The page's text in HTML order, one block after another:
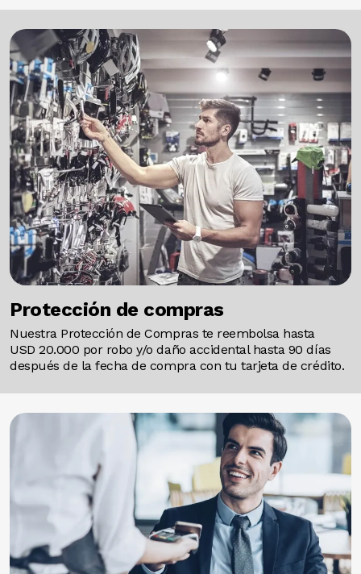
Image
Protección de compras
Nuestra Protección de Compras te reembolsa hasta
USD 20.000 por robo y/o daño accidental hasta 90 días
después de la fecha de compra con tu tarjeta de crédito.
Image